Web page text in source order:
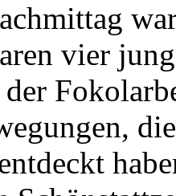
vier